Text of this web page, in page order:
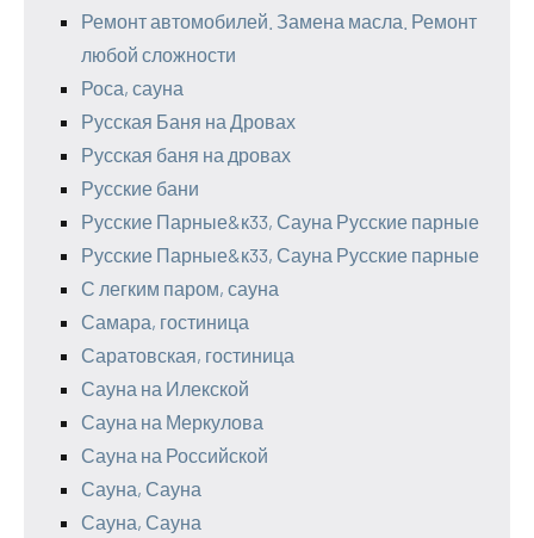
Ремонт автомобилей. Замена масла. Ремонт
любой сложности
Роса, сауна
Русская Баня на Дровах
Русская баня на дровах
Русские бани
Русские Парные&к33, Сауна Русские парные
Русские Парные&к33, Сауна Русские парные
С легким паром, сауна
Самара, гостиница
Саратовская, гостиница
Сауна на Илекской
Сауна на Меркулова
Сауна на Российской
Сауна, Сауна
Сауна, Сауна